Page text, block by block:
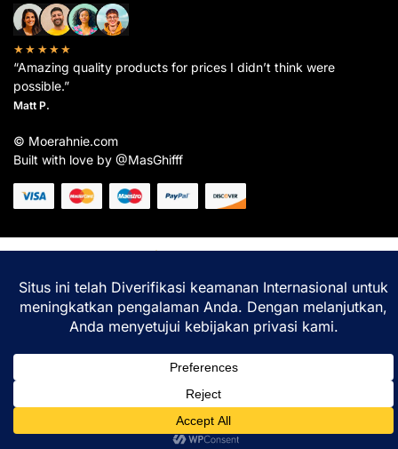
★★★★★
“Amazing quality products for prices I didn’t think were
possible.”
Matt P.
© Moerahnie.com
Built with love by @MasGhifff
Lacak
Moerahnie.com
pengalaman belanja terbaik Anda.